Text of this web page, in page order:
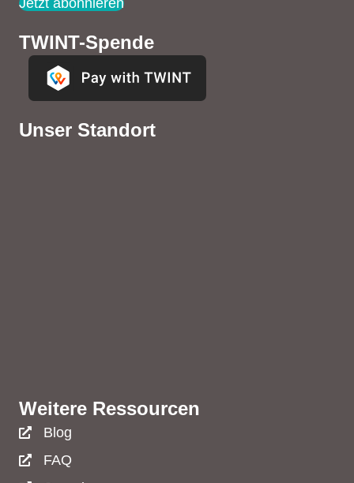
TWINT-Spende
Unser Standort
Weitere Ressourcen
Blog
FAQ